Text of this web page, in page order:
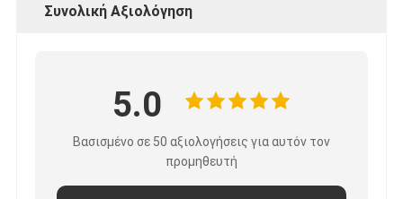
Γύρος εργοστασίων
Μας ελάτε σε επαφή με
Συνολική Αξιολόγηση
5.0
Βασισμένο σε 50 αξιολογήσεις για αυτόν τον
προμηθευτή